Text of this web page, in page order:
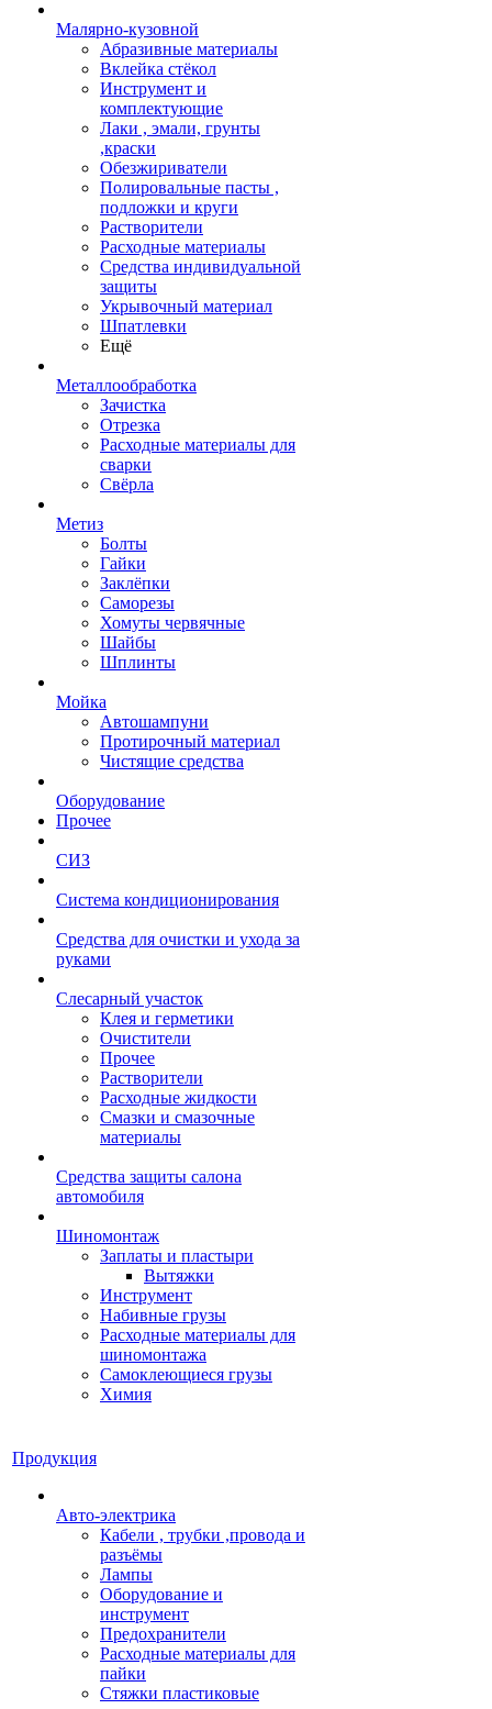
Малярно-кузовной
Абразивные материалы
Вклейка стёкол
Инструмент и
комплектующие
Лаки , эмали, грунты
,краски
Обезжириватели
Полировальные пасты ,
подложки и круги
Растворители
Расходные материалы
Средства индивидуальной
защиты
Укрывочный материал
Шпатлевки
Ещё
Металлообработка
Зачистка
Отрезка
Расходные материалы для
сварки
Свёрла
Метиз
Болты
Гайки
Заклёпки
Саморезы
Хомуты червячные
Шайбы
Шплинты
Мойка
Автошампуни
Протирочный материал
Чистящие средства
Оборудование
Прочее
СИЗ
Система кондиционирования
Средства для очистки и ухода за
руками
Слесарный участок
Клея и герметики
Очистители
Прочее
Растворители
Расходные жидкости
Смазки и смазочные
материалы
Средства защиты салона
автомобиля
Шиномонтаж
Заплаты и пластыри
Вытяжки
Инструмент
Набивные грузы
Расходные материалы для
шиномонтажа
Самоклеющиеся грузы
Химия
Продукция
Авто-электрика
Кабели , трубки ,провода и
разъёмы
Лампы
Оборудование и
инструмент
Предохранители
Расходные материалы для
пайки
Стяжки пластиковые